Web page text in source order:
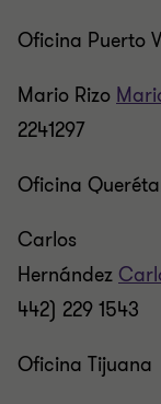
Oficina Puerto
Mario Rizo
2241297
Oficina
Carlos
Hernández
442) 229 1543
Oficina Tijuana